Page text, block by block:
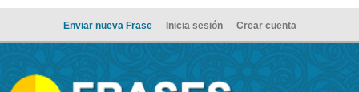
Enviar nueva Frase Inicia sesión Crear cuenta